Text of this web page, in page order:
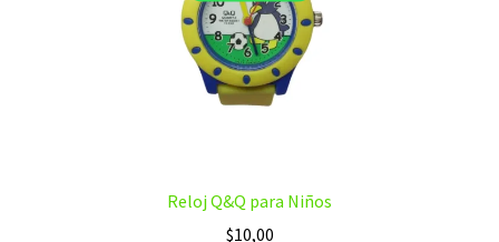
Reloj Q&Q para Niños
$10,00